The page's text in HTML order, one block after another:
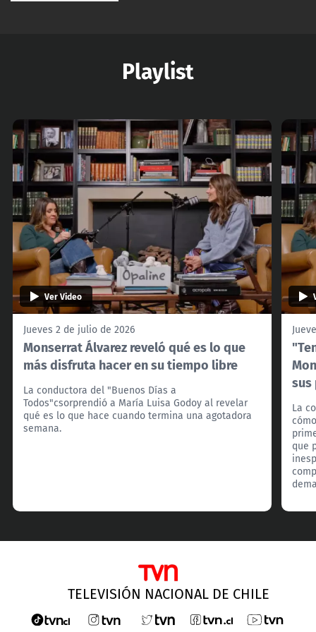
Playlist
Ver Video
Jueves 2 de julio de 2026
Monserrat Álvarez reveló qué es lo que
más disfruta hacer en su tiempo libre
La conductora del "Buenos Días a
Todos"csorprendió a María Luisa Godoy al revelar
qué es lo que hace cuando termina una agotadora
semana.
La
que
TELEVISIÓN NACIONAL DE CHILE